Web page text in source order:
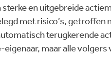
en uitgebreide
met risico’s,
terugkerende
eigenaar, maar alle